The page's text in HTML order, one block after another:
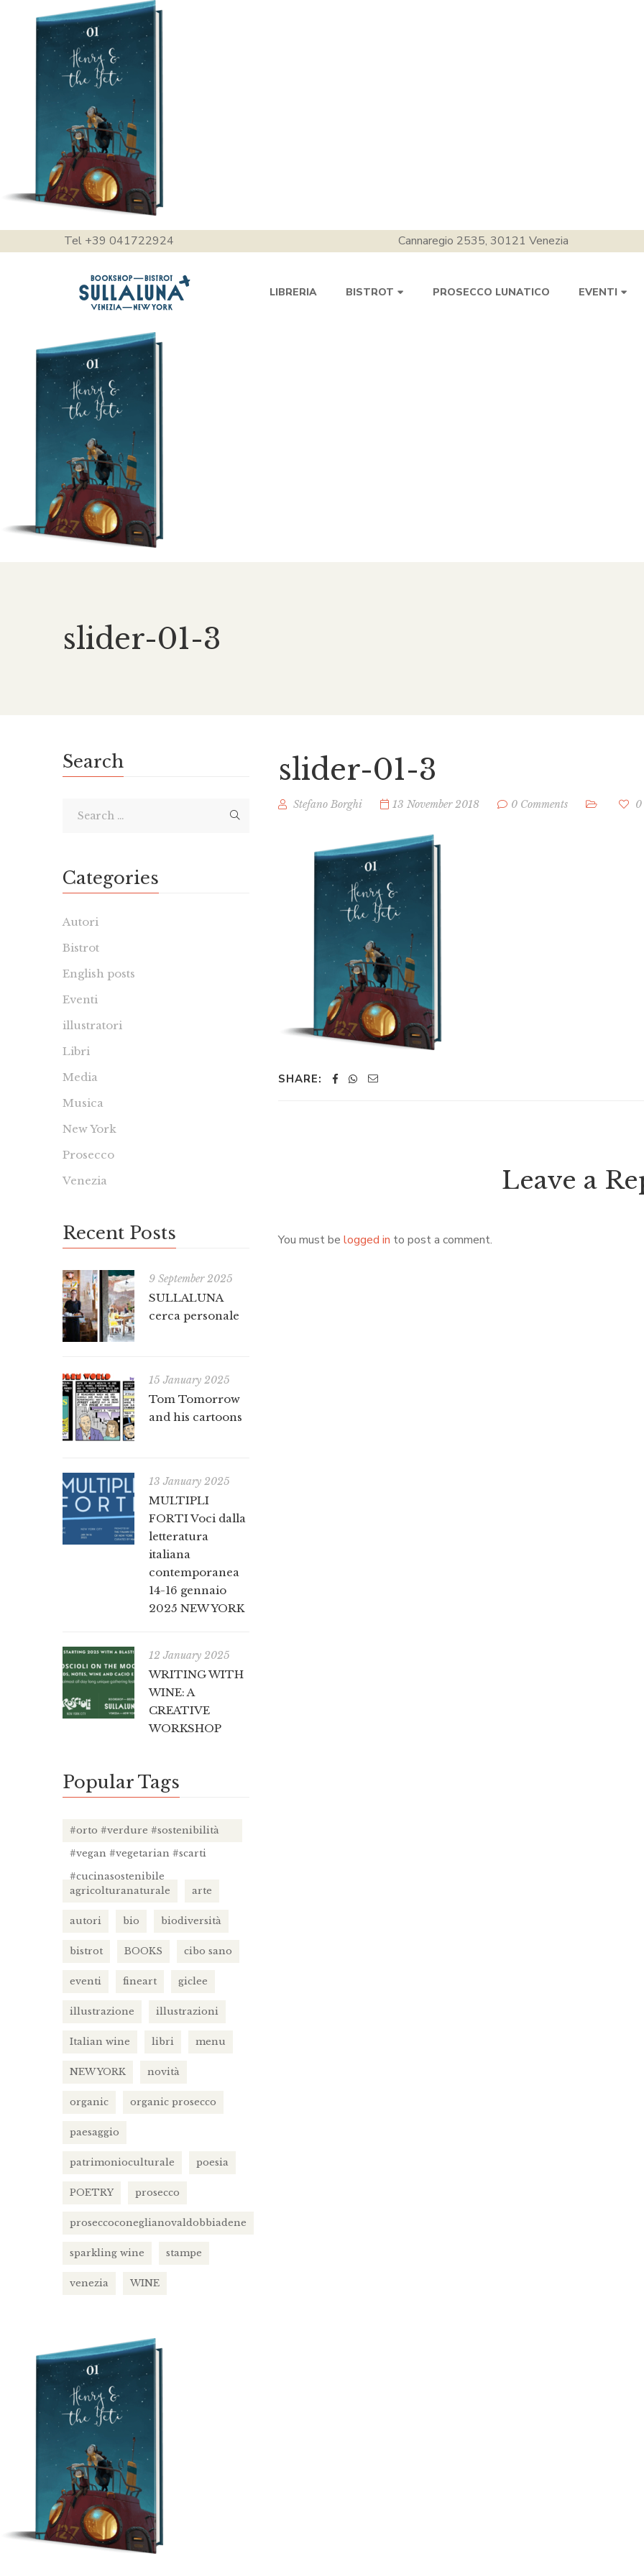
Tel +39 041722924 Cannaregio 2535, 30121 Venezia
LIBRERIA BISTROT PROSECCO LUNATICO EVENTI
slider-01-3
slider-01-3
Stefano Borghi 13 November 2018 0 Comments 0
SHARE:
Leave a
You must be logged in to post a comment.
Search
Categories
Autori
Bistrot
English posts
Eventi
illustratori
Libri
Media
Musica
New York
Prosecco
Venezia
Recent Posts
9 September 2025
SULLALUNA
cerca personale
15 January 2025
Tom Tomorrow
and his cartoons
13 January 2025
MULTIPLI
FORTI Voci dalla
letteratura
italiana
contemporanea
14-16 gennaio
2025 NEW YORK
12 January 2025
WRITING WITH
WINE: A
CREATIVE
WORKSHOP
Popular Tags
#orto #verdure #sostenibilità
#vegan #vegetarian #scarti
#cucinasostenibile
agricolturanaturale
arte
autori bio biodiversità
bistrot BOOKS cibo sano
eventi fineart giclee
illustrazione illustrazioni
Italian wine libri menu
NEW YORK novità
organic organic prosecco
paesaggio
patrimonioculturale poesia
POETRY prosecco
proseccoconeglianovaldobbiadene
sparkling wine stampe
venezia WINE